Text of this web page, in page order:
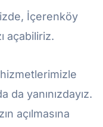
İçerenköy
açabiliriz.
hizmetlerimizle
da yanınızdayız.
açılmasına